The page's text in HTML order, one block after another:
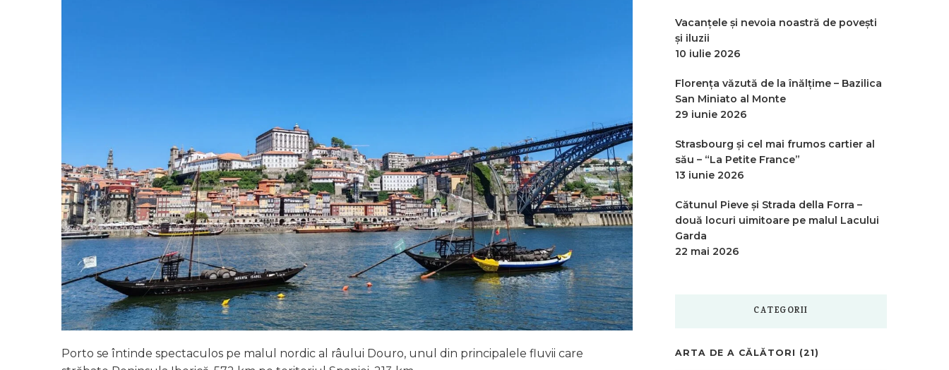
Porto se întinde spectaculos pe malul nordic al râului Douro, unul din principalele fluvii care
Vacanțele și nevoia noastră de povești
și iluzii
10 iulie 2026
Florența văzută de la înălțime – Bazilica
San Miniato al Monte
29 iunie 2026
Strasbourg și cel mai frumos cartier al
său – “La Petite France”
13 iunie 2026
Cătunul Pieve și Strada della Forra –
două locuri uimitoare pe malul Lacului
Garda
22 mai 2026
CATEGORII
ARTA DE A CĂLĂTORI (21)